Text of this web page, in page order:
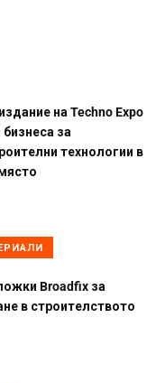
на Techno Expo
за
технологии в
Broadfix за
в строителството